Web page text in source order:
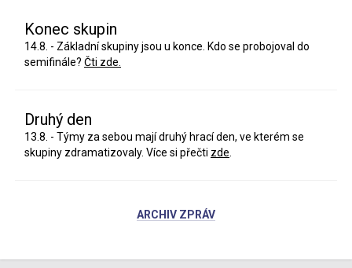
Konec skupin
14.8. - Základní skupiny jsou u konce. Kdo se probojoval do
semifinále? Čti zde.
Druhý den
13.8. - Týmy za sebou mají druhý hrací den, ve kterém se
skupiny zdramatizovaly. Více si přečti zde
ARCHIV ZPRÁV